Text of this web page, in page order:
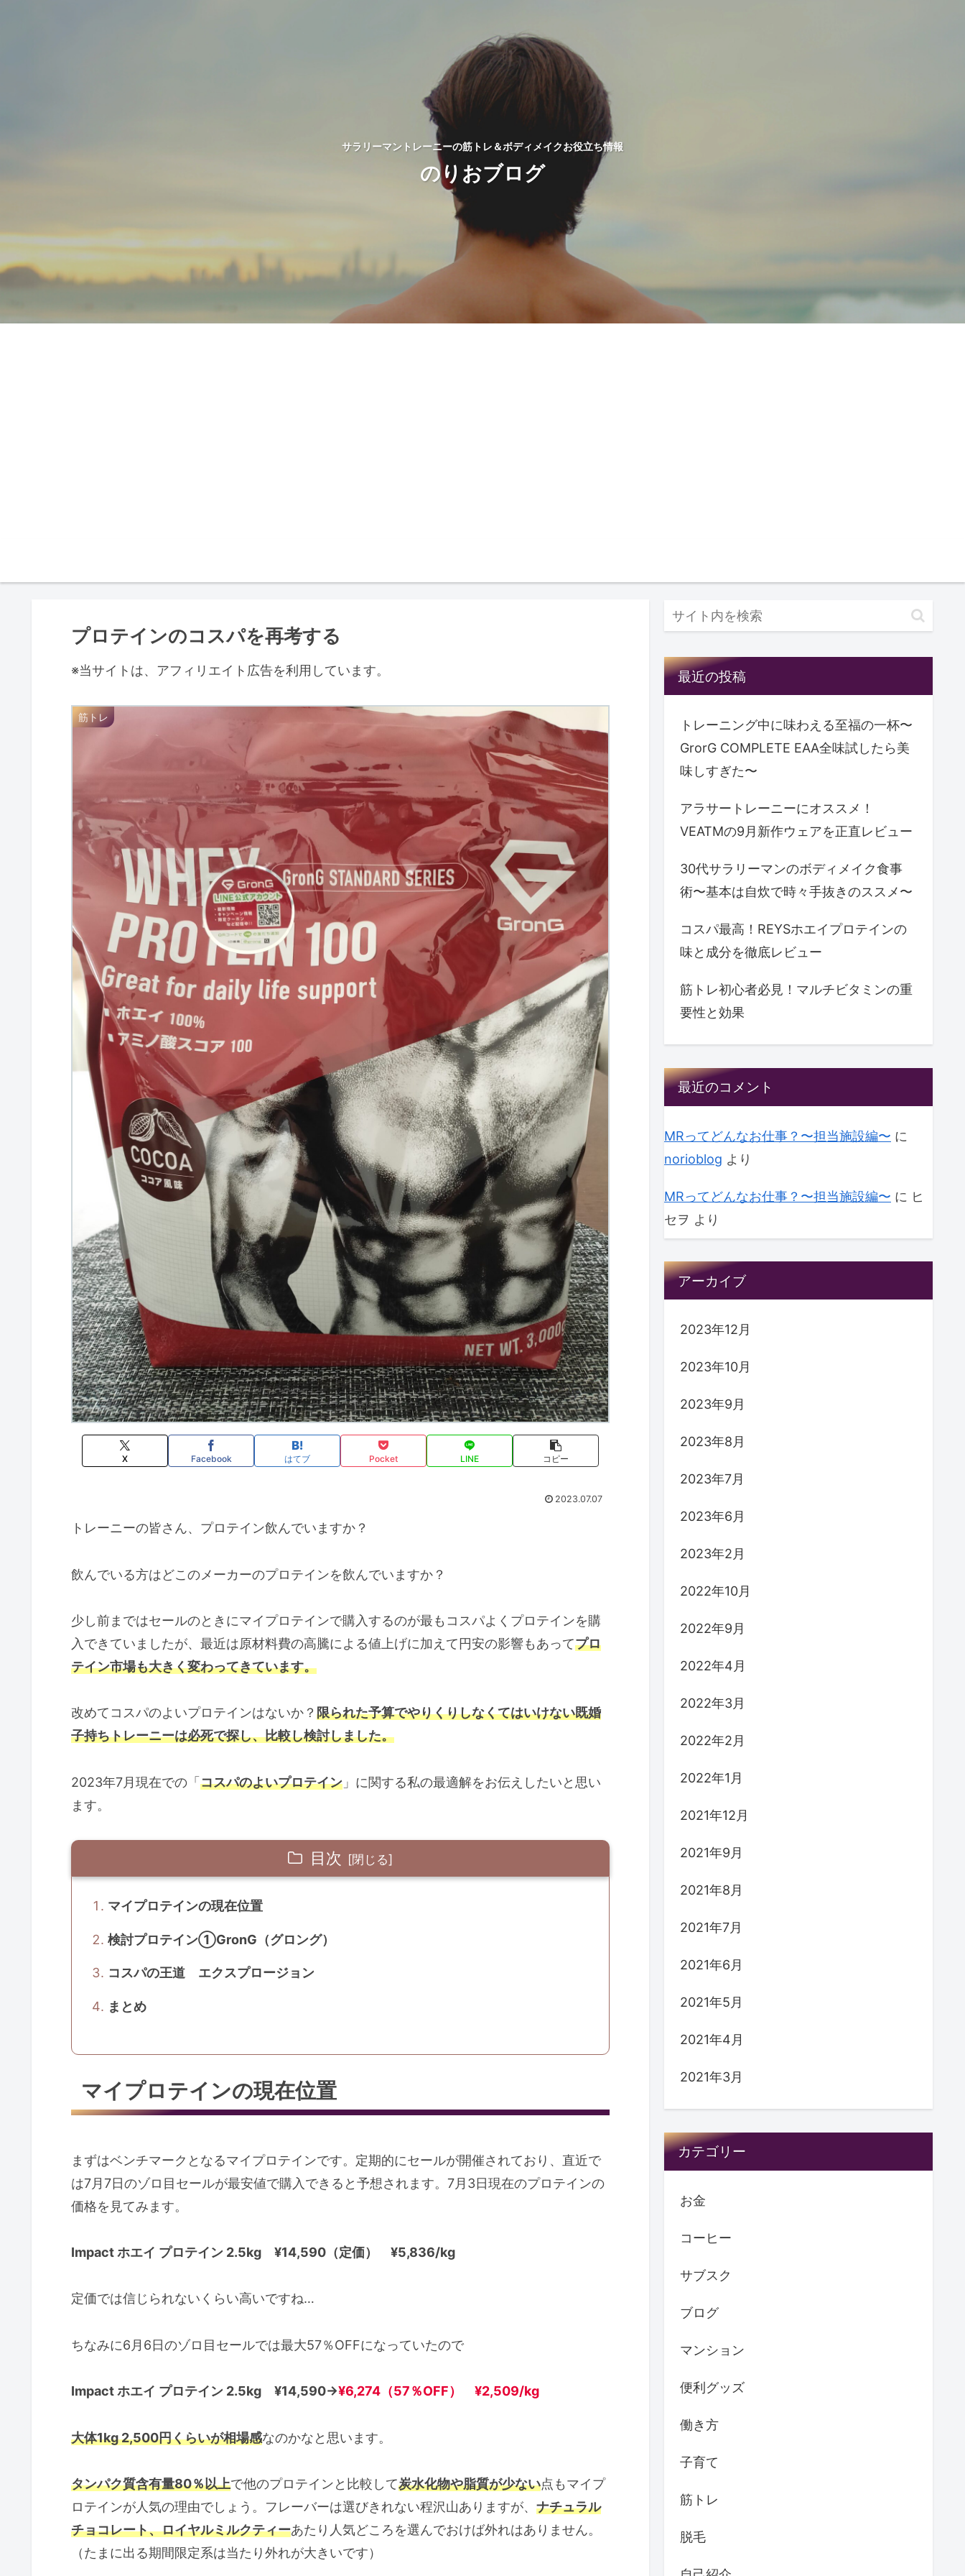
サラリーマントレーニーの筋トレ＆ボディメイクお役立ち情報
のりおブログ
プロテインのコスパを再考する
※当サイトは、アフィリエイト広告を利用しています。
筋トレ
X Facebook はてブ Pocket LINE コピー
2023.07.07
トレーニーの皆さん、プロテイン飲んでいますか？
飲んでいる方はどこのメーカーのプロテインを飲んでいますか？
少し前まではセールのときにマイプロテインで購入するのが最もコスパよくプロテインを購
入できていましたが、最近は原材料費の高騰による値上げに加えて円安の影響もあってプロ
テイン市場も大きく変わってきています。
改めてコスパのよいプロテインはないか？ 限られた予算でやりくりしなくてはいけない既婚
子持ちトレーニーは必死で探し、比較し検討しました。
2023年7月現在での「コスパのよいプロテイン 」に関する私の最適解をお伝えしたいと思い
ます。
目次
マイプロテインの現在位置
検討プロテイン①GronG（グロング）
コスパの王道 エクスプロージョン
まとめ
マイプロテインの現在位置
まずはベンチマークとなるマイプロテインです。定期的にセールが開催されており、直近で
は7月7日のゾロ目セールが最安値で購入できると予想されます。7月3日現在のプロテインの
価格を見てみます。
Impact ホエイ プロテイン 2.5kg ¥14,590（定価） ¥5,836/kg
定価では信じられないくらい高いですね…
ちなみに6月6日のゾロ目セールでは最大57％OFFになっていたので
Impact ホエイ プロテイン 2.5kg ¥14,590→¥6,274（57％OFF） ¥2,509/kg
大体1kg 2,500円くらいが相場感なのかなと思います。
タンパク質含有量80％以上で他のプロテインと比較して炭水化物や脂質が少ない点もマイプ
ロテインが人気の理由でしょう。フレーバーは選びきれない程沢山ありますが、 ナチュラル
チョコレート、ロイヤルミルクティーあたり人気どころを選んでおけば外れはありません。
（たまに出る期間限定系は当たり外れが大きいです）
最近の投稿
トレーニング中に味わえる至福の一杯〜
GrorG COMPLETE EAA全味試したら美
味しすぎた〜
アラサートレーニーにオススメ！
VEATMの9月新作ウェアを正直レビュー
30代サラリーマンのボディメイク食事
術〜基本は自炊で時々手抜きのススメ〜
コスパ最高！REYSホエイプロテインの
味と成分を徹底レビュー
筋トレ初心者必見！マルチビタミンの重
要性と効果
最近のコメント
MRってどんなお仕事？〜担当施設編〜 に
norioblog より
MRってどんなお仕事？〜担当施設編〜 に ヒ
セヲ より
アーカイブ
2023年12月
2023年10月
2023年9月
2023年8月
2023年7月
2023年6月
2023年2月
2022年10月
2022年9月
2022年4月
2022年3月
2022年2月
2022年1月
2021年12月
2021年9月
2021年8月
2021年7月
2021年6月
2021年5月
2021年4月
2021年3月
カテゴリー
お金
コーヒー
サブスク
ブログ
マンション
便利グッズ
働き方
子育て
筋トレ
脱毛